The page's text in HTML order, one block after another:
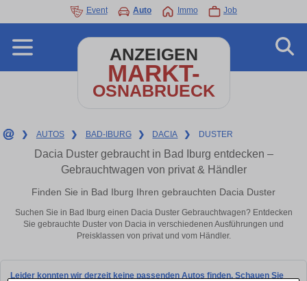
Event Auto Immo Job
ANZEIGEN
MARKT-
OSNABRUECK
❯ AUTOS ❯ BAD-IBURG ❯ DACIA ❯ DUSTER
Dacia Duster gebraucht in Bad Iburg entdecken –
Gebrauchtwagen von privat & Händler
Finden Sie in Bad Iburg Ihren gebrauchten Dacia Duster
Suchen Sie in Bad Iburg einen Dacia Duster Gebrauchtwagen? Entdecken
Sie gebrauchte Duster von Dacia in verschiedenen Ausführungen und
Preisklassen von privat und vom Händler.
Leider konnten wir derzeit keine passenden Autos finden. Schauen Sie